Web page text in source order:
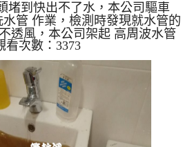
管清洗
堵到快出不了水，本公司驅車
管 作業，檢測時發現就水管的
透風，本公司架起 高周波水管
水 至管路裡面，等了約15分，
動 螺旋波 模式，一開始就洗出
越多，跟咖啡一模一樣，如下圖
後，管路清洗乾淨出水量也恢復
，如水管老化，會產生鐵鏽跟泥
就會是咖啡色，地下水含有氧化
色管垢，洗出來的水會跟石油一
，有些洗出綠...
看次數：3373